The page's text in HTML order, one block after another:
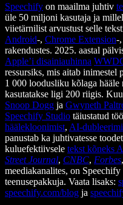
Speechify on maailma juhtiv
üle 50 miljoni kasutaja ja
viietärnilist arvustust selle
Android-, Chrome Extension-,
rakendustes. 2025. aastal
Apple’i disainiauhinna
ressursiks, mis aitab inimestel
1 000 loodusliku kõlaga hääle
kasutatakse ligi 200 riigis.
Snoop Dogg ja Gwyneth
Speechify Studio täiustatud
häälekloonimist, AI-
panustab ka juhtivatesse
kuluefektiivsele tekst kõneks
Street Journal, CNBC, Forbes,
meediakanalites, on
teenusepakkuja. Vaata lisaks:
speechify.com/blog ja